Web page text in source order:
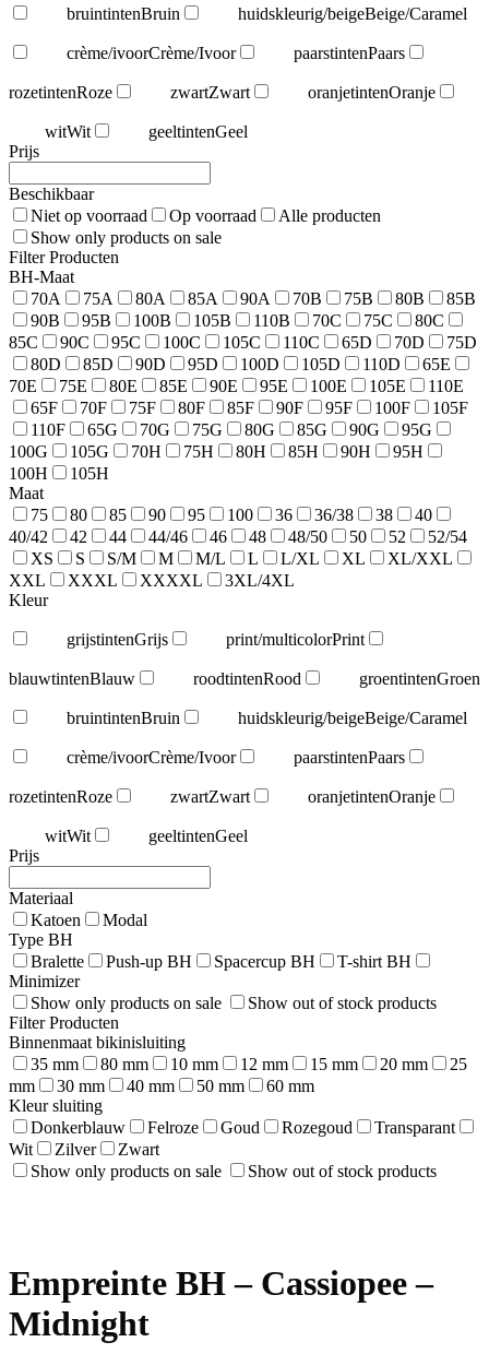
bruintintenBruin huidskleurig/beigeBeige/Caramel
crème/ivoorCrème/Ivoor paarstintenPaars
rozetintenRoze zwartZwart oranjetintenOranje
witWit geeltintenGeel
Prijs
Beschikbaar
Niet op voorraad
Op voorraad
Alle producten
Show only products on sale
Filter Producten
BH-Maat
70A
75A 80A 85A 90A 70B 75B 80B
85B
90B
95B 100B 105B 110B 70C 75C
80C
85C
90C 95C 100C 105C 110C 65D 70D
75D
80D
85D 90D 95D 100D 105D 110D
65E
70E
75E 80E 85E 90E 95E 100E 105E
110E
65F
70F 75F 80F 85F 90F 95F 100F
105F
110F
65G 70G 75G 80G 85G 90G
95G
100G
105G 70H 75H 80H 85H 90H
95H
100H
105H
Maat
75
80 85 90 95 100 36 36/38 38
40
40/42
42 44 44/46 46 48 48/50 50 52
52/54
XS
S S/M M M/L L L/XL XL
XL/XXL
XXL
XXXL XXXXL
3XL/4XL
Kleur
grijstintenGrijs print/multicolorPrint
blauwtintenBlauw roodtintenRood groentintenGroen
bruintintenBruin huidskleurig/beigeBeige/Caramel
crème/ivoorCrème/Ivoor paarstintenPaars
rozetintenRoze zwartZwart oranjetintenOranje
witWit geeltintenGeel
Prijs
Materiaal
Katoen
Modal
Type BH
Bralette
Push-up BH Spacercup BH
T-shirt BH
Minimizer
Show only products on sale
Show out of stock products
Filter Producten
Binnenmaat bikinisluiting
35 mm
80 mm 10 mm 12 mm 15 mm 20 mm
25
mm
30 mm 40 mm 50 mm
60 mm
Kleur sluiting
Donkerblauw
Felroze Goud Rozegoud
Transparant
Wit
Zilver
Zwart
Show only products on sale
Show out of stock products
Empreinte BH – Cassiopee –
Midnight